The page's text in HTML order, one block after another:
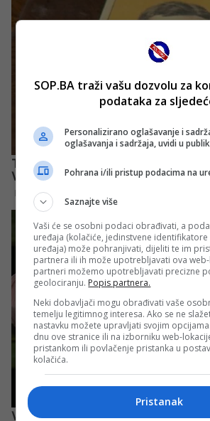
SOP.BA traži vašu dozvolu za
podataka za
Personalizirano oglašavanje i
oglašavanja i sadržaja, uvidi u
Pohrana i/ili pristup podacima na
Saznajte više
Vaši će se osobni podaci obrađivati, a
uređaja (kolačiće, jedinstvene
uređaja) može pohranjivati, dijeliti te im
partnera ili ih može upotrebljavati ova
partneri možemo upotrebljavati precizne
geolociranju. Popis partnera.
Neki dobavljači mogu obrađivati vaše
temelju legitimnog interesa. Ako se ne
nastavku možete upravljati svojim
dnu ove stranice ili na izborniku web-
pristankom ili povlačenje pristanka u
kolačića.
Pristanak